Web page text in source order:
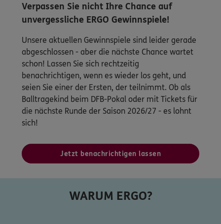
Verpassen Sie nicht Ihre Chance auf
unvergessliche ERGO Gewinnspiele!
Unsere aktuellen Gewinnspiele sind leider gerade
abgeschlossen - aber die nächste Chance wartet
schon! Lassen Sie sich rechtzeitig
benachrichtigen, wenn es wieder los geht, und
seien Sie einer der Ersten, der teilnimmt. Ob als
Balltragekind beim DFB-Pokal oder mit Tickets für
die nächste Runde der Saison 2026/27 - es lohnt
sich!
Jetzt benachrichtigen lassen
WARUM ERGO?